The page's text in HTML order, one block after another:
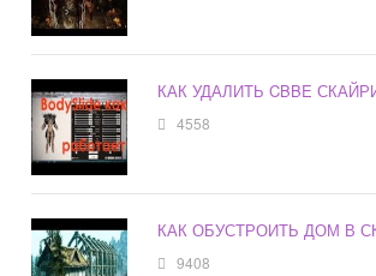
КАК УДАЛИТЬ CBBE
4558
КАК ОБУСТРОИТЬ ДОМ В
9408